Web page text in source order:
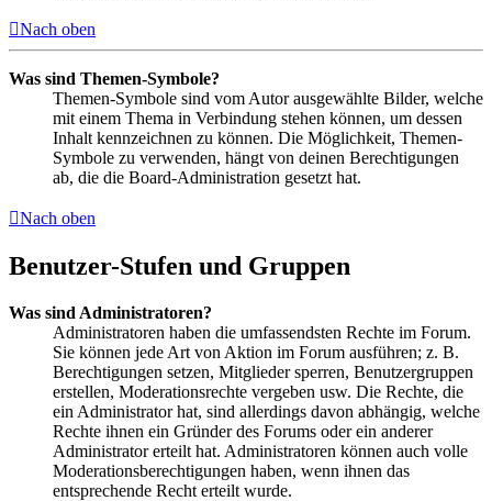
Nach oben
Was sind Themen-Symbole?
Themen-Symbole sind vom Autor ausgewählte Bilder, welche
mit einem Thema in Verbindung stehen können, um dessen
Inhalt kennzeichnen zu können. Die Möglichkeit, Themen-
Symbole zu verwenden, hängt von deinen Berechtigungen
ab, die die Board-Administration gesetzt hat.
Nach oben
Benutzer-Stufen und Gruppen
Was sind Administratoren?
Administratoren haben die umfassendsten Rechte im Forum.
Sie können jede Art von Aktion im Forum ausführen; z. B.
Berechtigungen setzen, Mitglieder sperren, Benutzergruppen
erstellen, Moderationsrechte vergeben usw. Die Rechte, die
ein Administrator hat, sind allerdings davon abhängig, welche
Rechte ihnen ein Gründer des Forums oder ein anderer
Administrator erteilt hat. Administratoren können auch volle
Moderationsberechtigungen haben, wenn ihnen das
entsprechende Recht erteilt wurde.